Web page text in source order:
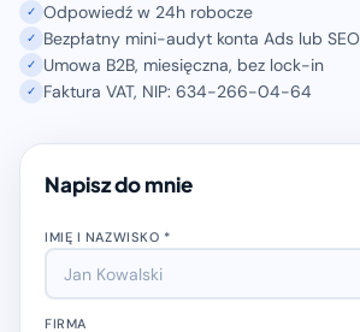
✓ Odpowiedź w 24h robocze
✓ Bezpłatny mini-audyt konta Ads lub SEO
✓ Umowa B2B, miesięczna, bez lock-in
✓ Faktura VAT, NIP: 634-266-04-64
Napisz do mnie
IMIĘ I NAZWISKO *
FIRMA